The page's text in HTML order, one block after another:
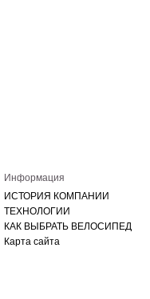
Информация
ИСТОРИЯ КОМПАНИИ
ТЕХНОЛОГИИ
КАК ВЫБРАТЬ ВЕЛОСИПЕД
Карта сайта